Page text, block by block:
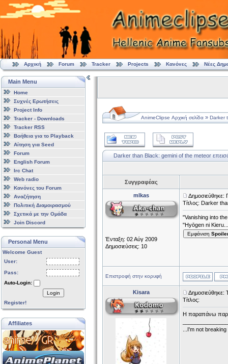
Αρχική Forum Tracker Projects Κανόνες Νέες
Main Menu
Home
Συχνές Ερωτήσεις
Project Info
Tracker - Downloads
Tracker RSS
Βοήθεια για το Playback
Αίτηση για Seed
Forum
English Forum
Irc Chat
Web radio
Κανόνες του Forum
Αναζήτηση
Πολιτική Διαμοιρασμού
Σχετικά με την Ομάδα
Join Discord
Personal Menu
Welcome Guest
User:
Pass:
Auto-Login:
Login
Register!
Affiliates
AnimeClipse Αρχική σελίδα » Darker
Darker than Black: gemini of the meteor
Συγγραφέας
mlkas
Ένταξη: 02 Αύγ 2009
Δημοσιεύσεις: 10
Δημοσιεύθηκε:
Τίτλος: Darker
"Vanishing into
"Hyōgen ni
Εμφάνιση
Επιστροφή στην κορυφή
Kisara
Δημοσιεύθηκε:
Τίτλος:
Η παραπάνω
...I'm not